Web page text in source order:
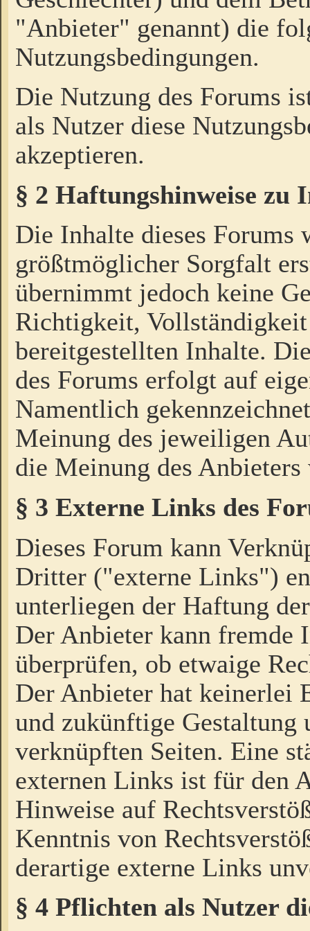
"Anbieter" genannt) die
Nutzungsbedingungen.
Die Nutzung des Forums
als Nutzer diese
akzeptieren.
§ 2 Haftungshinweise zu
Die Inhalte dieses Forums
größtmöglicher Sorgfalt
übernimmt jedoch keine
Richtigkeit,
bereitgestellten Inhalte.
des Forums erfolgt auf
Namentlich
Meinung des jeweiligen
die Meinung des Anbieters
§ 3 Externe Links des
Dieses Forum kann
Dritter ("externe Links")
unterliegen der Haftung
Der Anbieter kann fremde
überprüfen, ob etwaige
Der Anbieter hat keinerlei
und zukünftige Gestaltung
verknüpften Seiten. Eine
externen Links ist für den
Hinweise auf
Kenntnis von
derartige externe Links
§ 4 Pflichten als Nutzer